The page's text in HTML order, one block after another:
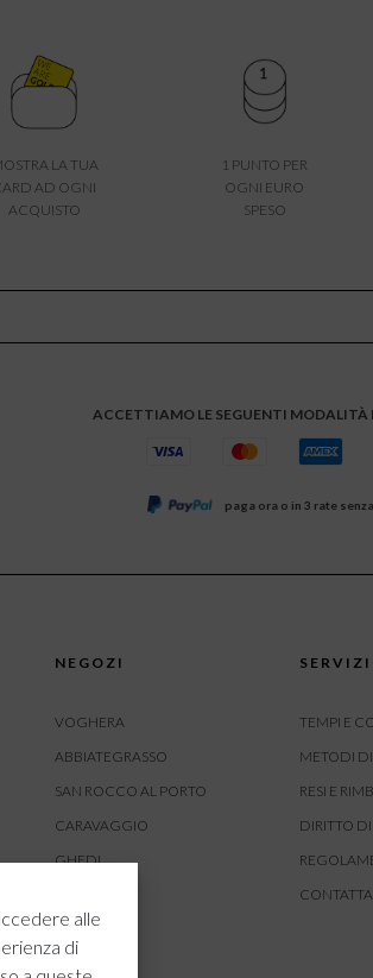
alle
di
LA TUA
AD OGNI
ACQUISTO
1 PUNTO PER
OGNI EURO
SPESO
ACCETTIAMO LE SEGUENTI MODALITÀ
paga ora o in 3 rate
NEGOZI
VOGHERA
ABBIATEGRASSO
SAN ROCCO AL PORTO
CARAVAGGIO
GHEDI
CREMONA
TEMPI E
METODI
RESI E
DIRITTO DI